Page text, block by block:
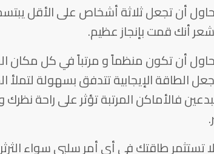
حاول أن تجعل ثلاثة أشخاص على الأقل
أنك قمت بإنجاز عظيم.
أن تكون منظماً و مرتباً في كل مكان
الطاقة الإيجابية تتدفق بسهولة
فالأماكن المرتبة تؤثر على راحة
تستثمر طاقتك في أي أمر سلبي سواء